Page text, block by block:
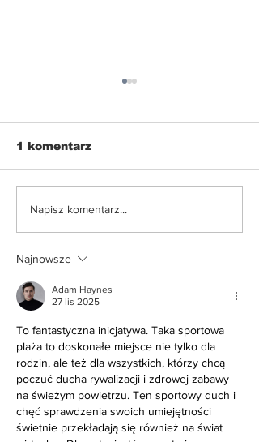
Nowe ograniczenia w
1 komentarz
Napisz komentarz...
Najnowsze
Adam Haynes
27 lis 2025
To fantastyczna inicjatywa. Taka sportowa
plaża to doskonałe miejsce nie tylko dla
rodzin, ale też dla wszystkich, którzy chcą
poczuć ducha rywalizacji i zdrowej zabawy
na świeżym powietrzu. Ten sportowy duch i
chęć sprawdzenia swoich umiejętności
świetnie przekładają się również na świat